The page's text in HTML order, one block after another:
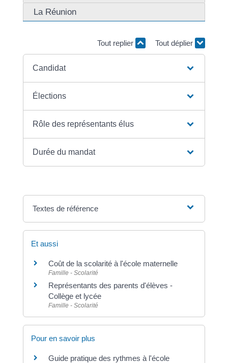
La Réunion
Tout replier Tout déplier
Candidat
Élections
Rôle des représentants élus
Durée du mandat
Textes de référence
Et aussi
Coût de la scolarité à l'école maternelle
Famille - Scolarité
Représentants des parents d'élèves -
Collège et lycée
Famille - Scolarité
Pour en savoir plus
Guide pratique des rythmes à l'école